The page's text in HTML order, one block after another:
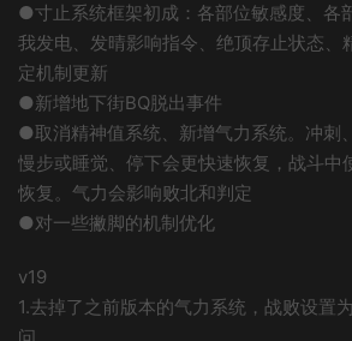
●寸止系统框架初成：各部位敏感度、各
我发电、发晴影响指令、绝顶存止状态、
定机制更新
●新增地下街BQ脱出事件
●取消精神值系统、新增气力系统。冲刺
慢步或睡觉、停下会更快速恢复，战斗中
恢复。气力会影响败北和判定
●对一些撇脚的机制优化
v19
1.去掉了之前版本的气力系统，战败设置